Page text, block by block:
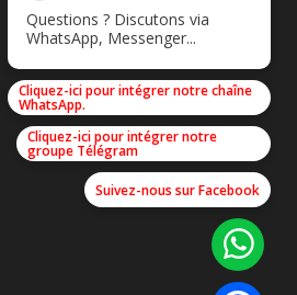
Questions ? Discutons via
WhatsApp, Messenger...
Cliquez-ici pour intégrer notre chaîne
WhatsApp.
Cliquez-ici pour intégrer notre
groupe Télégram
Suivez-nous sur Facebook